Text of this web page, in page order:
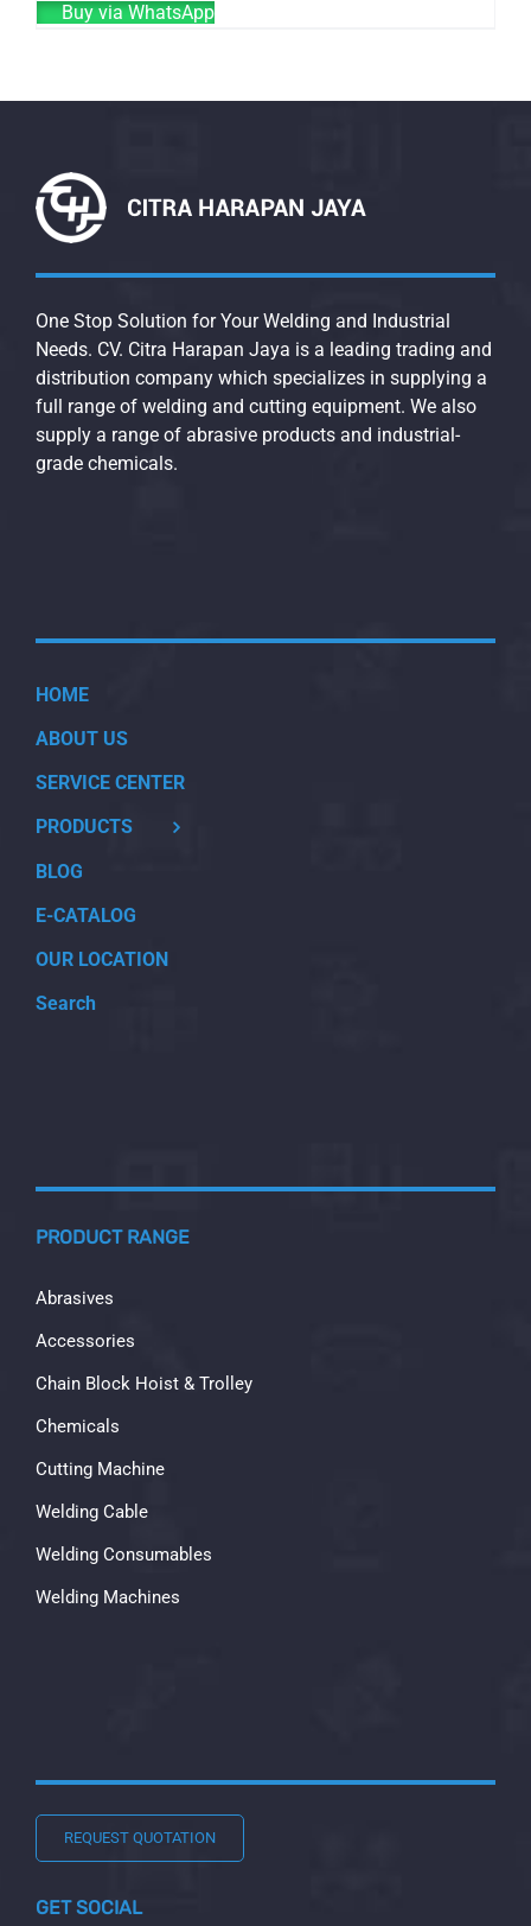
Buy via WhatsApp
One Stop Solution for Your Welding and Industrial
Needs. CV. Citra Harapan Jaya is a leading trading and
distribution company which specializes in supplying a
full range of welding and cutting equipment. We also
supply a range of abrasive products and industrial-
grade chemicals.
HOME
ABOUT US
SERVICE CENTER
PRODUCTS
BLOG
E-CATALOG
OUR LOCATION
Search
PRODUCT RANGE
Abrasives
Accessories
Chain Block Hoist & Trolley
Chemicals
Cutting Machine
Welding Cable
Welding Consumables
Welding Machines
REQUEST QUOTATION
GET SOCIAL